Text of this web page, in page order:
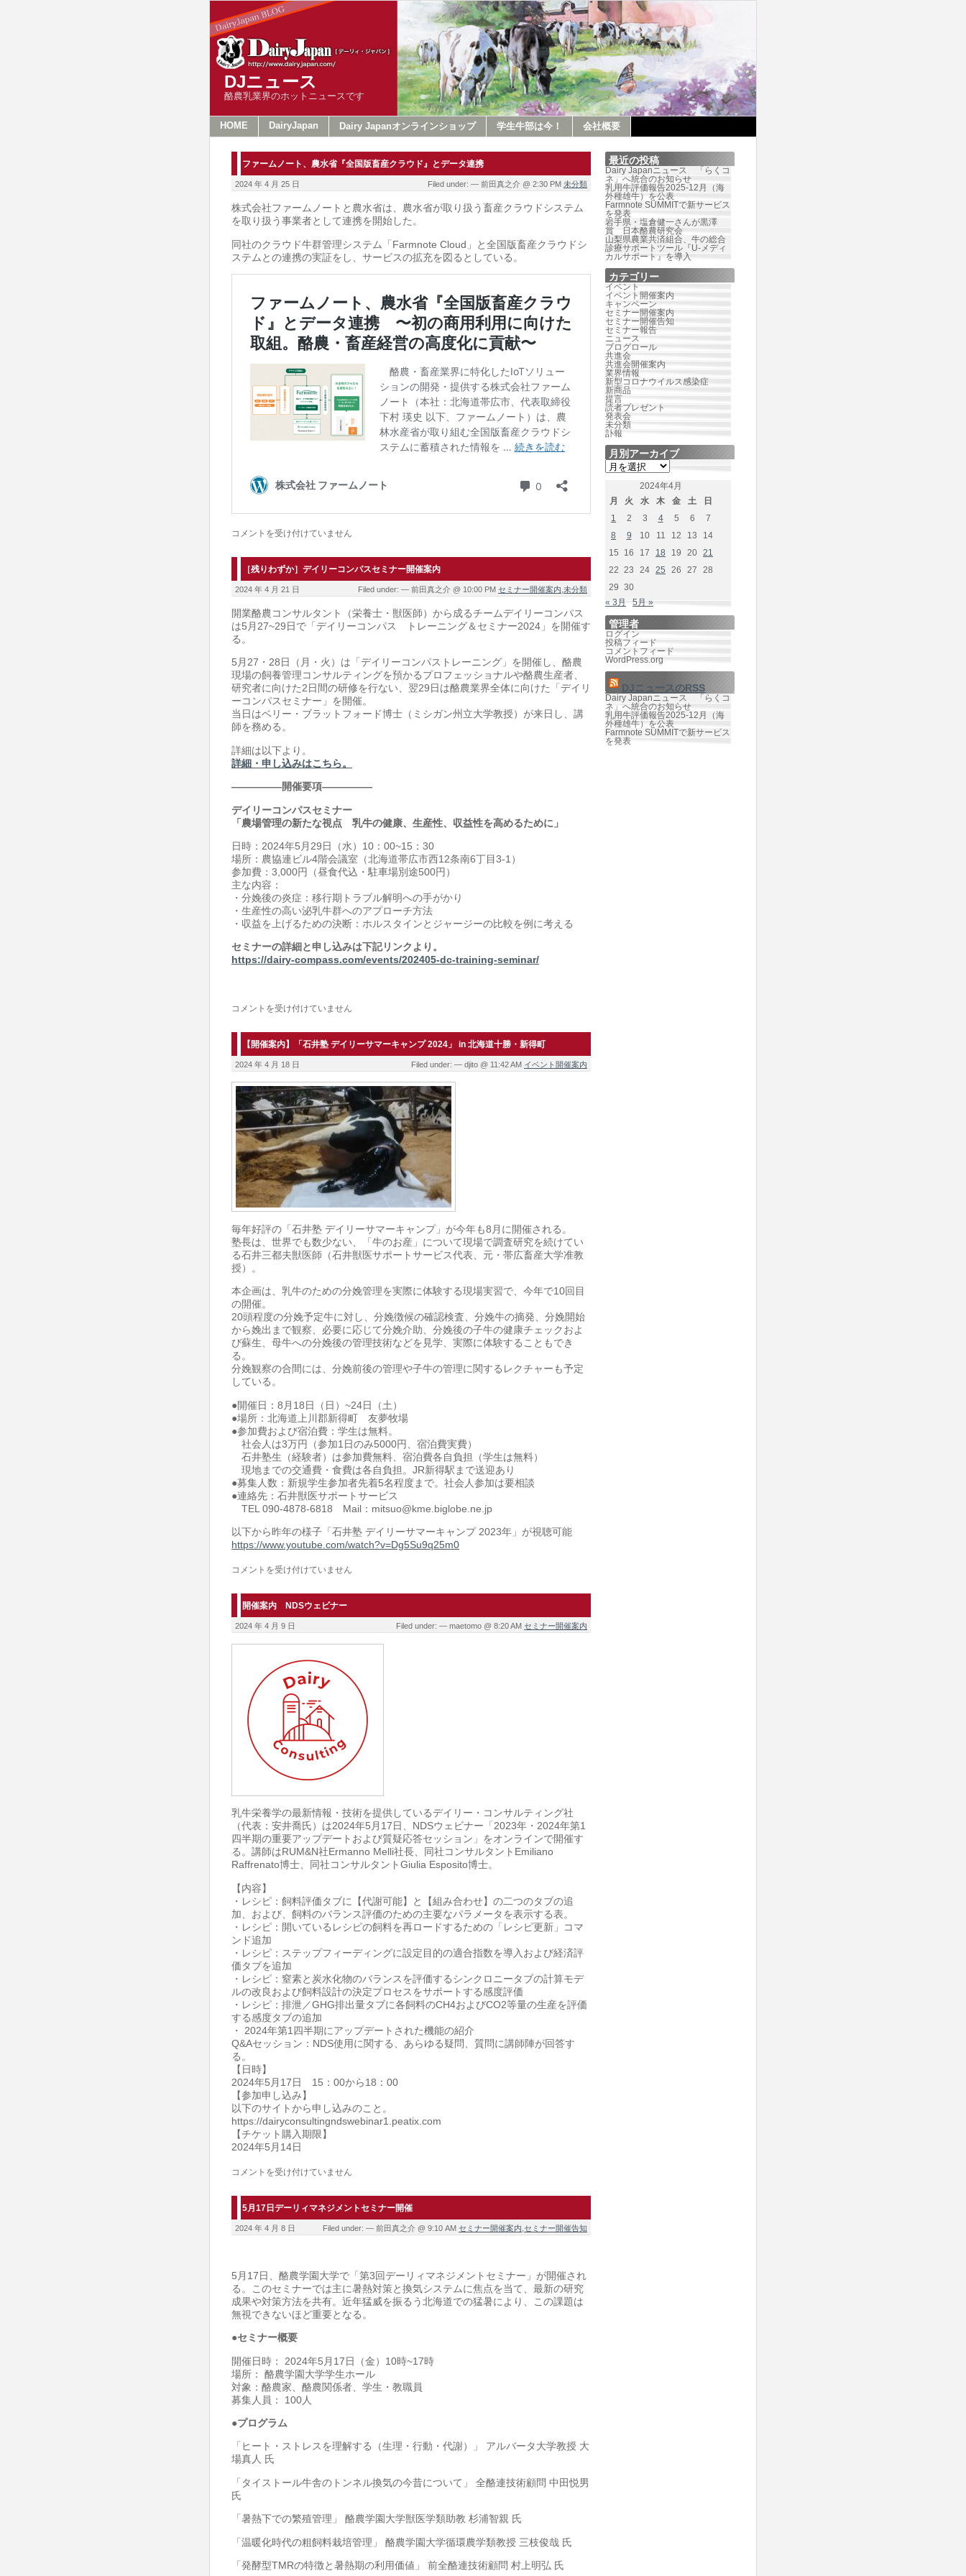
DJニュース
酪農乳業界のホットニュースです
HOME DairyJapan Dairy Japanオンラインショップ 学生牛部は今！ 会社概要
ファームノート、農水省『全国版畜産クラウド』とデータ連携
2024 年 4 月 25 日 Filed under: — 前田真之介 @ 2:30 PM 未分類
株式会社ファームノートと農水省は、農水省が取り扱う畜産クラウドシステム
を取り扱う事業者として連携を開始した。
同社のクラウド牛群管理システム「Farmnote Cloud」と全国版畜産クラウドシ
ステムとの連携の実証をし、サービスの拡充を図るとしている。
フ
ム
ー
ト、
農
水
省
『全
国
版
畜
ラ
ド』
と
デ
ー
タ
連
携
コメントを受け付けていません
［残りわずか］デイリーコンパスセミナー開催案内
2024 年 4 月 21 日 Filed under: — 前田真之介 @ 10:00 PM セミナー開催案内 未分類
開業酪農コンサルタント（栄養士・獣医師）から成るチームデイリーコンパス
は5月27~29日で「デイリーコンパス トレーニング＆セミナー2024」を開催す
る。
5月27・28日（月・火）は「デイリーコンパストレーニング」を開催し、酪農
現場の飼養管理コンサルティングを預かるプロフェッショナルや酪農生産者、
研究者に向けた2日間の研修を行ない、翌29日は酪農業界全体に向けた「デイリ
ーコンパスセミナー」を開催。
当日はベリー・ブラットフォード博士（ミシガン州立大学教授）が来日し、講
師を務める。
詳細は以下より。
詳細・申し込みはこちら。
―――――開催要項―――――
デイリーコンパスセミナー
「農場管理の新たな視点 乳牛の健康、生産性、収益性を高めるために」
日時：2024年5月29日（水）10：00~15：30
場所：農協連ビル4階会議室（北海道帯広市西12条南6丁目3-1）
参加費：3,000円（昼食代込・駐車場別途500円）
主な内容：
・分娩後の炎症：移行期トラブル解明への手がかり
・生産性の高い泌乳牛群へのアプローチ方法
・収益を上げるための決断：ホルスタインとジャージーの比較を例に考える
セミナーの詳細と申し込みは下記リンクより。
https://dairy-compass.com/events/202405-dc-training-seminar/
［残
ず
か］
イ
リ
ー
コ
ン
パ
ス
セ
ミ
ー
開
催
案
内
は
コメントを受け付けていません
【開催案内】「石井塾 デイリーサマーキャンプ 2024」 in 北海道十勝・新得町
2024 年 4 月 18 日 Filed under: — djito @ 11:42 AM イベント開催案内
毎年好評の「石井塾 デイリーサマーキャンプ」が今年も8月に開催される。
塾長は、世界でも数少ない、「牛のお産」について現場で調査研究を続けてい
る石井三都夫獣医師（石井獣医サポートサービス代表、元・帯広畜産大学准教
授）。
本企画は、乳牛のための分娩管理を実際に体験する現場実習で、今年で10回目
の開催。
20頭程度の分娩予定牛に対し、分娩徴候の確認検査、分娩牛の摘発、分娩開始
から娩出まで観察、必要に応じて分娩介助、分娩後の子牛の健康チェックおよ
び蘇生、母牛への分娩後の管理技術などを見学、実際に体験することもでき
る。
分娩観察の合間には、分娩前後の管理や子牛の管理に関するレクチャーも予定
している。
●開催日：8月18日（日）~24日（土）
●場所：北海道上川郡新得町 友夢牧場
●参加費および宿泊費：学生は無料。
社会人は3万円（参加1日のみ5000円、宿泊費実費）
石井塾生（経験者）は参加費無料、宿泊費各自負担（学生は無料）
現地までの交通費・食費は各自負担。JR新得駅まで送迎あり
●募集人数：新規学生参加者先着5名程度まで。社会人参加は要相談
●連絡先：石井獣医サポートサービス
TEL 090-4878-6818 Mail：mitsuo@kme.biglobe.ne.jp
以下から昨年の様子「石井塾 デイリーサマーキャンプ 2023年」が視聴可能
https://www.youtube.com/watch?v=Dg5Su9q25m0
【開
内】
キ
ャ
ン
2024」
in
北
海
道
十
勝・
新
町
は
コメントを受け付けていません
開催案内 NDSウェビナー
2024 年 4 月 9 日 Filed under: — maetomo @ 8:20 AM セミナー開催案内
乳牛栄養学の最新情報・技術を提供しているデイリー・コンサルティング社
（代表：安井喬氏）は2024年5月17日、NDSウェビナー「2023年・2024年第1
四半期の重要アップデートおよび質疑応答セッション」をオンラインで開催す
る。講師はRUM&N社Ermanno Melli社長、同社コンサルタントEmiliano
Raffrenato博士、同社コンサルタントGiulia Esposito博士。
【内容】
・レシピ：飼料評価タブに【代謝可能】と【組み合わせ】の二つのタブの追
加、および、飼料のバランス評価のための主要なパラメータを表示する表。
・レシピ：開いているレシピの飼料を再ロードするための「レシピ更新」コマ
ンド追加
・レシピ：ステップフィーディングに設定目的の適合指数を導入および経済評
価タブを追加
・レシピ：窒素と炭水化物のバランスを評価するシンクロニータブの計算モデ
ルの改良および飼料設計の決定プロセスをサポートする感度評価
・レシピ：排泄／GHG排出量タブに各飼料のCH4およびCO2等量の生産を評価
する感度タブの追加
・ 2024年第1四半期にアップデートされた機能の紹介
Q&Aセッション：NDS使用に関する、あらゆる疑問、質問に講師陣が回答す
る。
【日時】
2024年5月17日 15：00から18：00
【参加申し込み】
以下のサイトから申し込みのこと。
https://dairyconsultingndswebinar1.peatix.com
【チケット購入期限】
2024年5月14日
開
内
ェ
ビ
ナ
コメントを受け付けていません
5月17日デーリィマネジメントセミナー開催
2024 年 4 月 8 日 Filed under: — 前田真之介 @ 9:10 AM セミナー開催案内 セミナー開催告知
5月17日、酪農学園大学で「第3回デーリィマネジメントセミナー」が開催され
る。このセミナーでは主に暑熱対策と換気システムに焦点を当て、最新の研究
成果や対策方法を共有。近年猛威を振るう北海道での猛暑により、この課題は
無視できないほど重要となる。
●セミナー概要
開催日時： 2024年5月17日（金）10時~17時
場所： 酪農学園大学学生ホール
対象：酪農家、酪農関係者、学生・教職員
募集人員： 100人
●プログラム
「ヒート・ストレスを理解する（生理・行動・代謝）」 アルバータ大学教授 大
場真人 氏
「タイストール牛舎のトンネル換気の今昔について」 全酪連技術顧問 中田悦男
氏
「暑熱下での繁殖管理」 酪農学園大学獣医学類助教 杉浦智親 氏
「温暖化時代の粗飼料栽培管理」 酪農学園大学循環農学類教授 三枝俊哉 氏
「発酵型TMRの特徴と暑熱期の利用価値」 前全酪連技術顧問 村上明弘 氏
最近の投稿
Dairy Japanニュース 「らくコ
ネ」へ統合のお知らせ
乳用牛評価報告2025-12月（海
外種雄牛）を公表
Farmnote SUMMITで新サービス
を発表
岩手県・塩倉健一さんが黒澤
賞 日本酪農研究会
山梨県農業共済組合、牛の総合
診療サポートツール『U-メディ
カルサポート』を導入
カテゴリー
イベント
イベント開催案内
キャンペーン
セミナー開催案内
セミナー開催告知
セミナー報告
ニュース
ブログロール
共進会
共進会開催案内
業界情報
新型コロナウイルス感染症
新商品
提言
読者プレゼント
発表会
未分類
訃報
月別アーカイブ
月
別
ー
イ
ブ
2024年4月
月
火 水 木 金 土
日
1
2 3 4 5 6
7
8
9 10 11 12 13
14
15
16 17 18 19 20 21
22 23 24 25 26 27
28
29 30
« 3月
5月 »
管理者
ログイン
投稿フィード
コメントフィード
WordPress.org
DJニュースのRSS
Dairy Japanニュース 「らくコ
ネ」へ統合のお知らせ
乳用牛評価報告2025-12月（海
外種雄牛）を公表
Farmnote SUMMITで新サービス
を発表